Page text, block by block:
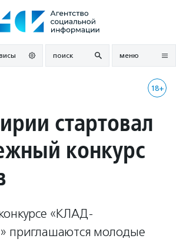
поиск меню
18+
стартовал
конкурс
«КЛАД-
приглашаются молодые